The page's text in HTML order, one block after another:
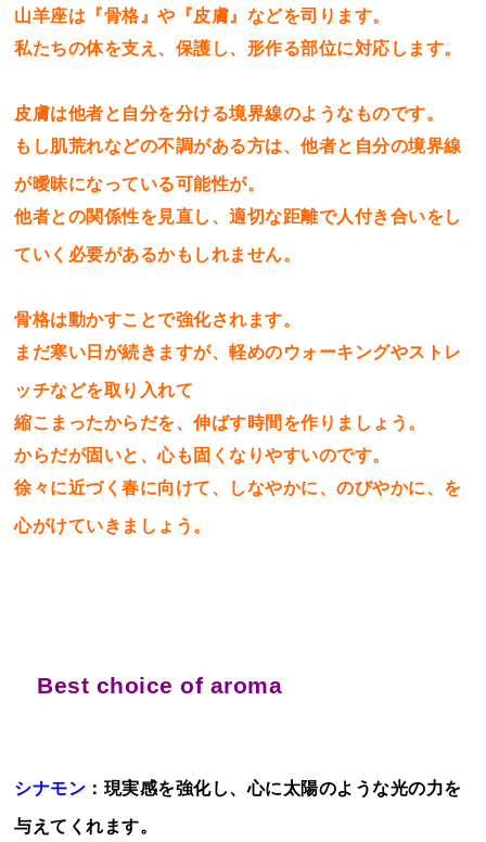
山羊座は『骨格』や『皮膚』などを司ります。
私たちの体を支え、保護し、形作る部位に対応します。
皮膚は他者と自分を分ける境界線のようなものです。
もし肌荒れなどの不調がある方は、他者と自分の境界線
が曖昧になっている可能性が。
他者との関係性を見直し、適切な距離で人付き合いをし
ていく必要があるかもしれません。
骨格は動かすことで強化されます。
まだ寒い日が続きますが、軽めのウォーキングやストレ
ッチなどを取り入れて
縮こまったからだを、伸ばす時間を作りましょう。
からだが固いと、心も固くなりやすいのです。
徐々に近づく春に向けて、しなやかに、のびやかに、を
心がけていきましょう。
Best choice of aroma
シナモン ：現実感を強化し、心に太陽のような光の力を
与えてくれます。